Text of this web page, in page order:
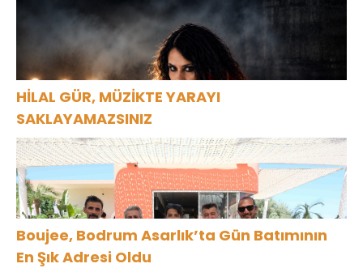
HİLAL GÜR, MÜZİKTE YARAYI
SAKLAYAMAZSINIZ
Boujee, Bodrum Asarlık’ta Gün Batımının
En Şık Adresi Oldu